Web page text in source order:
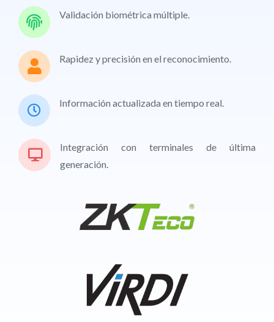
Validación biométrica múltiple.
Rapidez y precisión en el reconocimiento.
Información actualizada en tiempo real.
Integración con terminales de última
generación.
Fichaje por reconocimiento facial.
Geolocalización exacta en el momento del
Geocercas para delimitar zonas autorizadas.
Solicitudes de permisos y ausencias.
Disponible en:
Fichaje con reconocimiento facial automático.
Medición de productividad y actividad en el
Monitoreo de apps y sitios durante la jornada.
Capturas de pantalla como evidencia laboral.
Visualización de tiempos y turnos
programados.